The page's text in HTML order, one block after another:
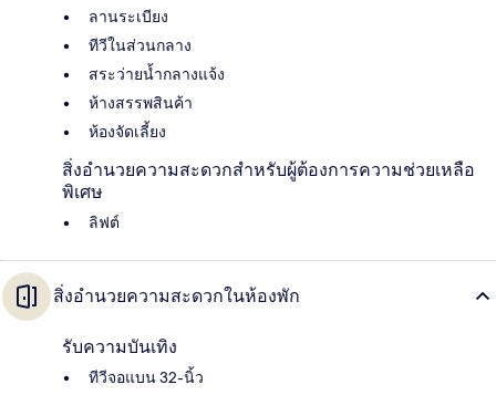
ลานระเบียง
ทีวีในส่วนกลาง
สระว่ายน้ำกลางแจ้ง
ห้างสรรพสินค้า
ห้องจัดเลี้ยง
สิ่งอำนวยความสะดวกสำหรับผู้ต้องการความช่วยเหลือ
พิเศษ
ลิฟต์
สิ่งอำนวยความสะดวกในห้องพัก
รับความบันเทิง
ทีวีจอแบน 32-นิ้ว